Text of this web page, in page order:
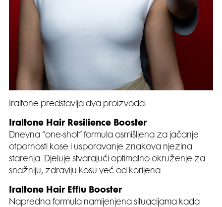
Iraltone predstavlja dva proizvoda:
Iraltone Hair Resilience Booster
Dnevna “one-shot” formula osmišljena za jačanje
otpornosti kose i usporavanje znakova njezina
starenja. Djeluje stvarajući optimalno okruženje za
snažniju, zdraviju kosu već od korijena.
Iraltone Hair Efflu Booster
Napredna formula namijenjena situacijama kada